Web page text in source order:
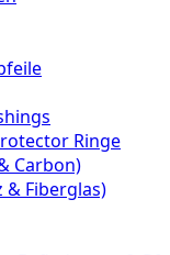
Ringe
Carbon)
& Fiberglas)